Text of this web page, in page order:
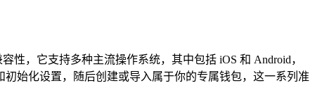
性，它支持多种主流操作系统，其中包括 iOS 和 Android，
始化设置，随后创建或导入属于你的专属钱包，这一系列准